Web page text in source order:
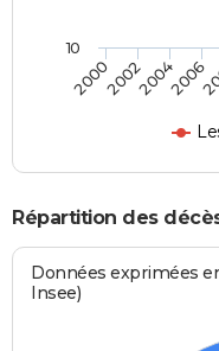
2000200220042006
10
Répartition des
Données exprimées
Insee)